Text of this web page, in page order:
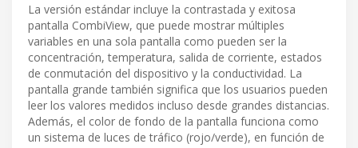
La versión estándar incluye la contrastada y exitosa
pantalla CombiView, que puede mostrar múltiples
variables en una sola pantalla como pueden ser la
concentración, temperatura, salida de corriente, estados
de conmutación del dispositivo y la conductividad. La
pantalla grande también significa que los usuarios pueden
leer los valores medidos incluso desde grandes distancias.
Además, el color de fondo de la pantalla funciona como
un sistema de luces de tráfico (rojo/verde), en función de